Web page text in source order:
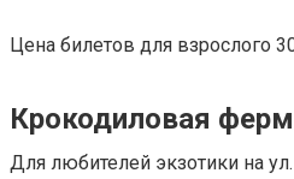
Цена билетов для взрослого
Крокодиловая
Для любителей экзотики на